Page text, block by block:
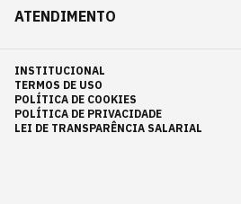
ATENDIMENTO
INSTITUCIONAL
TERMOS DE USO
POLÍTICA DE COOKIES
POLÍTICA DE PRIVACIDADE
LEI DE TRANSPARÊNCIA SALARIAL